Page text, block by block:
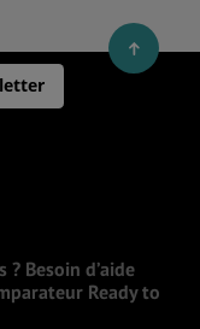
Besoin d’aide
Ready to